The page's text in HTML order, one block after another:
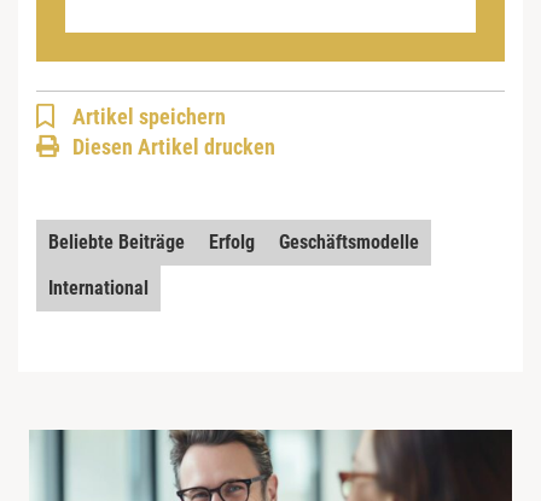
Artikel speichern
Diesen Artikel drucken
Beliebte Beiträge Erfolg
Geschäftsmodelle
International